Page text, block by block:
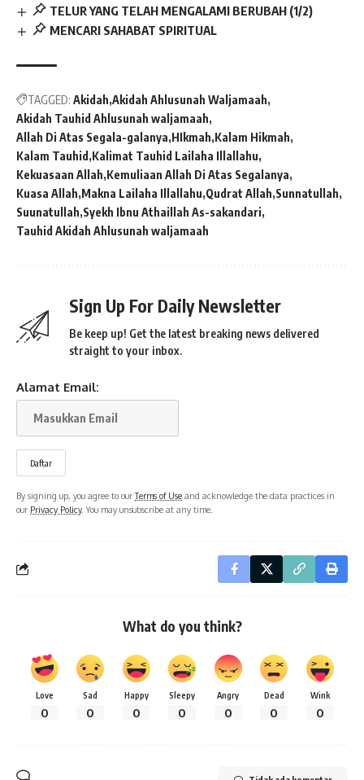
TELUR YANG TELAH MENGALAMI BERUBAH (1/2)
MENCARI SAHABAT SPIRITUAL
TAGGED: Akidah Akidah Ahlusunah Waljamaah
Akidah Tauhid Ahlusunah waljamaah
Allah Di Atas Segala-galanya HIkmah Kalam Hikmah
Kalam Tauhid Kalimat Tauhid Lailaha Illallahu
Kekuasaan Allah Kemuliaan Allah Di Atas Segalanya
Kuasa Allah Makna Lailaha Illallahu Qudrat Allah Sunnatullah
Suunatullah Syekh Ibnu Athaillah As-sakandari
Tauhid Akidah Ahlusunah waljamaah
Sign Up For Daily Newsletter
Be keep up! Get the latest breaking news delivered
straight to your inbox.
Alamat Email:
By signing up, you agree to ourTerms of Use and acknowledge the data practices in
our Privacy Policy. You may unsubscribe at any time.
What do you think?
Love
0
Sad
0
Happy
0
Sleepy
0
Angry
0
Dead
0
Wink
0